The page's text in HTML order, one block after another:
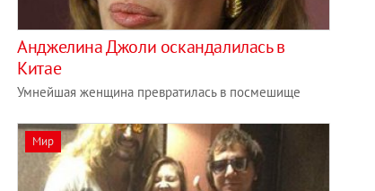
Анджелина Джоли оскандалилась в
Китае
Умнейшая женщина превратилась в посмешище
Мир